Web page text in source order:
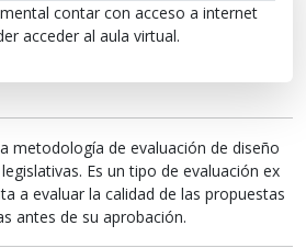
contar con acceso a internet
acceder al aula virtual.
metodología de evaluación de diseño
Es un tipo de evaluación ex
a evaluar la calidad de las propuestas
antes de su aprobación.